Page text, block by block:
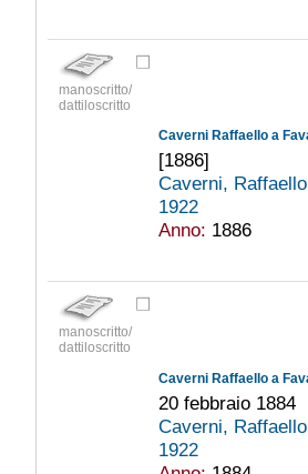
manoscritto/
dattiloscritto
Caverni Raffaello a
[1886]
Caverni,
1922
Anno: 1886
manoscritto/
dattiloscritto
Caverni Raffaello a
20 febbraio 1884
Caverni,
1922